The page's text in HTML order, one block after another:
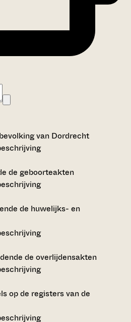
van Dordrecht
de geboorteakten
de huwelijks- en
de overlijdensakten
op de registers van de